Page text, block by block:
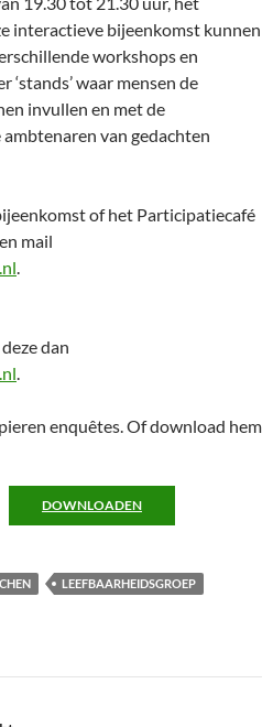
interactieve bijeenkomst kunnen
workshops en
‘stands’ waar mensen de
invullen en met de
van gedachten
of het Participatiecafé
mail
.
dan
.
enquêtes. Of download hem
DOWNLOADEN
LEEFBAARHEIDSGROEP